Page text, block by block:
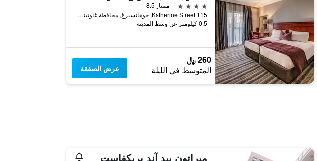
4 نجوم
ممتاز 8.5
115 Katherine Street, جوهانسبرغ, محافظة غاوتينج, جنوب أفريقيا
0.5 كيلومتر عن وسط المدينة
260 ﷼
المتوسط في الليلة عرض الصفقة
ميراتون بيد آند بريكفاست